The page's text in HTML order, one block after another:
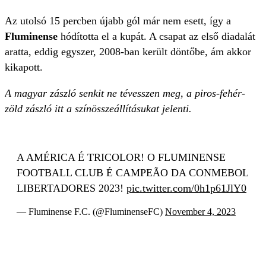
Az utolsó 15 percben újabb gól már nem esett, így a
Fluminense hódította el a kupát. A csapat az első diadalát
aratta, eddig egyszer, 2008-ban került döntőbe, ám akkor
kikapott.
A magyar zászló senkit ne tévesszen meg, a piros-fehér-
zöld zászló itt a színösszeállításukat jelenti.
A AMÉRICA É TRICOLOR! O FLUMINENSE
FOOTBALL CLUB É CAMPEÃO DA CONMEBOL
LIBERTADORES 2023! pic.twitter.com/0h1p61JlY0
— Fluminense F.C. (@FluminenseFC) November 4, 2023